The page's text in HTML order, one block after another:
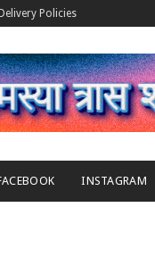
Policies
INSTAGRAM